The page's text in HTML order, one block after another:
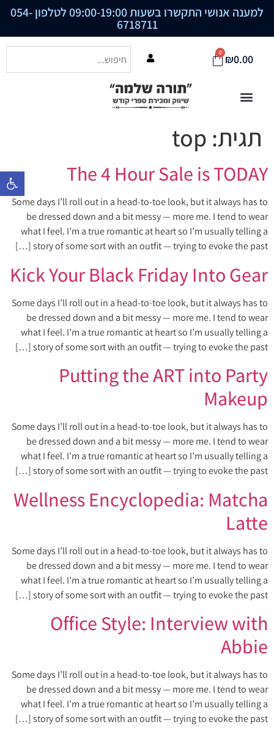
פתח סרגל
למענה אנושי התקשרו בשעות 09:00-19:00 לטלפון 054-
6718711
₪0.00
0
תגית: top
The 4 Hour Sale is TODAY
Some days I’ll roll out in a head-to-toe look, but it always has to
be dressed down and a bit messy — more me. I tend to wear
what I feel. I’m a true romantic at heart so I’m usually telling a
story of some sort with an outfit — trying to evoke the past […]
Kick Your Black Friday Into Gear
Some days I’ll roll out in a head-to-toe look, but it always has to
be dressed down and a bit messy — more me. I tend to wear
what I feel. I’m a true romantic at heart so I’m usually telling a
story of some sort with an outfit — trying to evoke the past […]
Putting the ART into Party
Makeup
Some days I’ll roll out in a head-to-toe look, but it always has to
be dressed down and a bit messy — more me. I tend to wear
what I feel. I’m a true romantic at heart so I’m usually telling a
story of some sort with an outfit — trying to evoke the past […]
Wellness Encyclopedia: Matcha
Latte
Some days I’ll roll out in a head-to-toe look, but it always has to
be dressed down and a bit messy — more me. I tend to wear
what I feel. I’m a true romantic at heart so I’m usually telling a
story of some sort with an outfit — trying to evoke the past […]
Office Style: Interview with
Abbie
Some days I’ll roll out in a head-to-toe look, but it always has to
be dressed down and a bit messy — more me. I tend to wear
what I feel. I’m a true romantic at heart so I’m usually telling a
story of some sort with an outfit — trying to evoke the past […]